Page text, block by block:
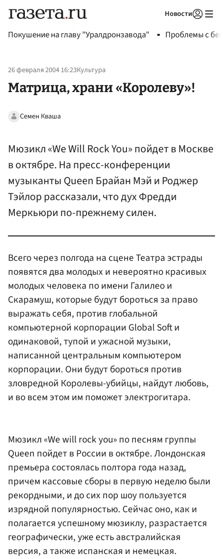
Новости
Покушение на главу "Уралдронзавода" Проблемы с
26 февраля 2004 16:23Культура
Матрица, храни «Королеву»!
Семен Кваша
Мюзикл «We Will Rock You» пойдет в Москве
в октябре. На пресс-конференции
музыканты Queen Брайан Мэй и Роджер
Тэйлор рассказали, что дух Фредди
Меркьюри по-прежнему силен.
Всего через полгода на сцене Театра эстрады
появятся два молодых и невероятно красивых
молодых человека по имени Галилео и
Скарамуш, которые будут бороться за право
выражать себя, против глобальной
компьютерной корпорации Global Soft и
одинаковой, тупой и ужасной музыки,
написанной центральным компьютером
корпорации. Они будут бороться против
зловредной Королевы-убийцы, найдут любовь,
и во всем этом им поможет электрогитара.
Мюзикл «We will rock you» по песням группы
Queen пойдет в России в октябре. Лондонская
премьера состоялась полтора года назад,
причем кассовые сборы в первую неделю были
рекордными, и до сих пор шоу пользуется
изрядной популярностью. Сейчас оно, как и
полагается успешному мюзиклу, разрастается
географически, уже есть австралийская
версия, а также испанская и немецкая.